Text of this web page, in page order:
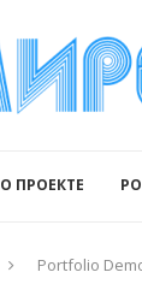
О ПРОЕКТЕ
Portfolio